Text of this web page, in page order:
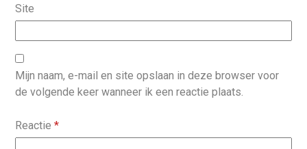
Site
Mijn naam, e-mail en site opslaan in deze browser voor
de volgende keer wanneer ik een reactie plaats.
Reactie*